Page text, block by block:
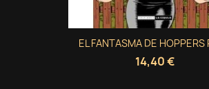
Cancelar Crear lista
Cancelar
EL FANTASMA DE HOPPERS
14,40 €